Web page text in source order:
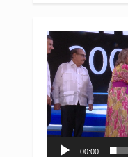
Reproductor
de
vídeo
00:00